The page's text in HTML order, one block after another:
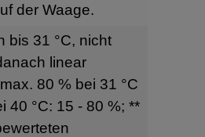
der Waage.
bis 31 °C, nicht
linear
80 % bei 31 °C
40 °C: 15 - 80 %; **